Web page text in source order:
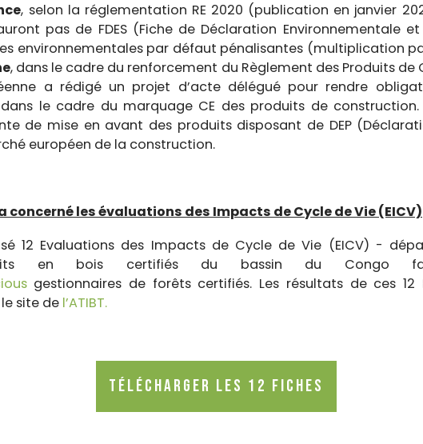
, selon la réglementation RE 2020 (publication en janvier
pas de FDES (Fiche de Déclaration Environnementale
environnementales par défaut pénalisantes (multiplication
, dans le cadre du renforcement du Règlement des Produits de
a rédigé un projet d’acte délégué pour rendre
le cadre du marquage CE des produits de
de mise en avant des produits disposant de DEP
européen de la construction.
concerné les évaluations des Impacts de Cycle de Vie (EICV)
12 Evaluations des Impacts de Cycle de Vie (EICV) -
en bois certifiés du bassin du Congo
gestionnaires de forêts certifiés. Les résultats de ces 12
site de l’ATIBT.
TÉLÉCHARGER LES 12 FICHES